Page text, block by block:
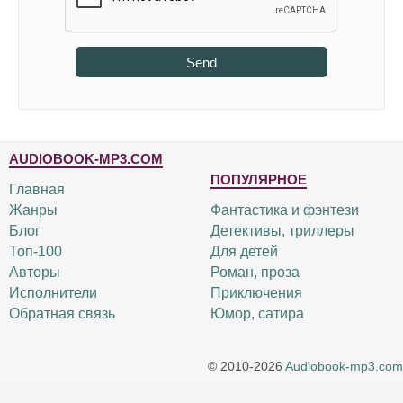
Send
AUDIOBOOK-MP3.COM
Главная
Жанры
Блог
Топ-100
Авторы
Исполнители
Обратная связь
ПОПУЛЯРНОЕ
Фантастика и фэнтези
Детективы, триллеры
Для детей
Роман, проза
Приключения
Юмор, сатира
© 2010-2026 Audiobook-mp3.com